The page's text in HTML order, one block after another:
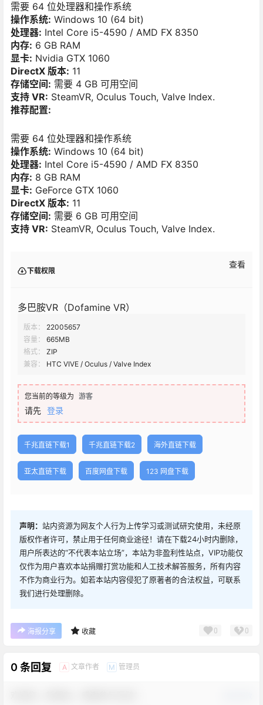
需要 64 位处理器和操作系统
操作系统: Windows 10 (64 bit)
处理器: Intel Core i5-4590 / AMD FX 8350
内存: 6 GB RAM
显卡: Nvidia GTX 1060
DirectX 版本: 11
存储空间: 需要 4 GB 可用空间
支持 VR: SteamVR, Oculus Touch, Valve Index.
推荐配置:
需要 64 位处理器和操作系统
操作系统: Windows 10 (64 bit)
处理器: Intel Core i5-4590 / AMD FX 8350
内存: 8 GB RAM
显卡: GeForce GTX 1060
DirectX 版本: 11
存储空间: 需要 6 GB 可用空间
支持 VR: SteamVR, Oculus Touch, Valve Index.
下载权限
查看
多巴胺VR（Dofamine VR）
版本：
22005657
容量：
665MB
格式：
ZIP
兼容：
HTC VIVE / Oculus / Valve Index
您当前的等级为 游客
请先 登录
千兆直链下载1 千兆直链下载2 海外直链下载
亚太直链下载 百度网盘下载 123 网盘下载
声明： 站内资源为网友个人行为上传学习或测试研究使用，未经原
版权作者许可，禁止用于任何商业途径！请在下载24小时内删除，
用户所表达的“不代表本站立场”，本站为非盈利性站点，VIP功能仅
仅作为用户喜欢本站捐赠打赏功能和人工技术解答服务，所有内容
不作为商业行为。如若本站内容侵犯了原著者的合法权益，可联系
我们进行处理删除。
海报分享 收藏 0 0
0 条回复 A 文章作者 M 管理员